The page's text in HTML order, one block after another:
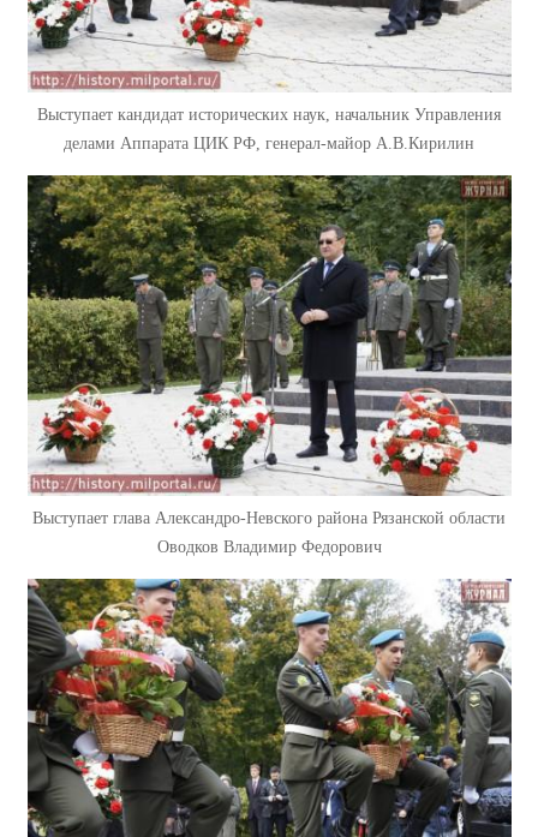
Выступает кандидат исторических наук, начальник Управления
делами Аппарата ЦИК РФ, генерал-майор А.В.Кирилин
Выступает глава Александро-Невского района Рязанской области
Оводков Владимир Федорович